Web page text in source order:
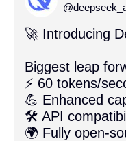
@
🚀 Introducing
Biggest leap
⚡ 60 tokens/
💪 Enhanced
🛠 API
🌍 Fully open-